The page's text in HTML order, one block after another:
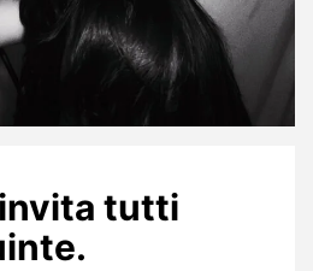
tutti